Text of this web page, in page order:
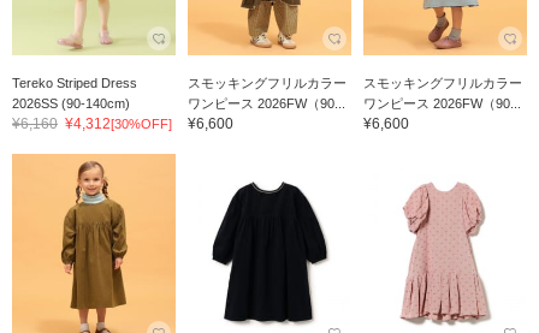
Tereko Striped Dress
2026SS (90-140cm)
¥6,160 ¥4,312[30%OFF]
スモッキングフリルカラー
ワンピース 2026FW（90...
¥6,600
スモッキングフリルカラー
ワンピース 2026FW（90...
¥6,600